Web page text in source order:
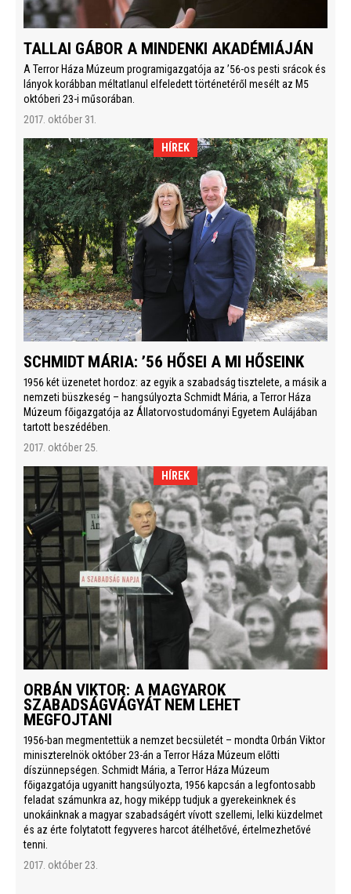
TALLAI GÁBOR A MINDENKI AKADÉMIÁJÁN
A Terror Háza Múzeum programigazgatója az ’56-os pesti srácok és
lányok korábban méltatlanul elfeledett történetéről mesélt az M5
októberi 23-i műsorában.
2017. október 31.
HÍREK
SCHMIDT MÁRIA: ’56 HŐSEI A MI HŐSEINK
1956 két üzenetet hordoz: az egyik a szabadság tisztelete, a másik a
nemzeti büszkeség – hangsúlyozta Schmidt Mária, a Terror Háza
Múzeum főigazgatója az Állatorvostudományi Egyetem Aulájában
tartott beszédében.
2017. október 25.
HÍREK
ORBÁN VIKTOR: A MAGYAROK
SZABADSÁGVÁGYÁT NEM LEHET
MEGFOJTANI
1956-ban megmentettük a nemzet becsületét – mondta Orbán Viktor
miniszterelnök október 23-án a Terror Háza Múzeum előtti
díszünnepségen. Schmidt Mária, a Terror Háza Múzeum
főigazgatója ugyanitt hangsúlyozta, 1956 kapcsán a legfontosabb
feladat számunkra az, hogy miképp tudjuk a gyerekeinknek és
unokáinknak a magyar szabadságért vívott szellemi, lelki küzdelmet
és az érte folytatott fegyveres harcot átélhetővé, értelmezhetővé
tenni.
2017. október 23.